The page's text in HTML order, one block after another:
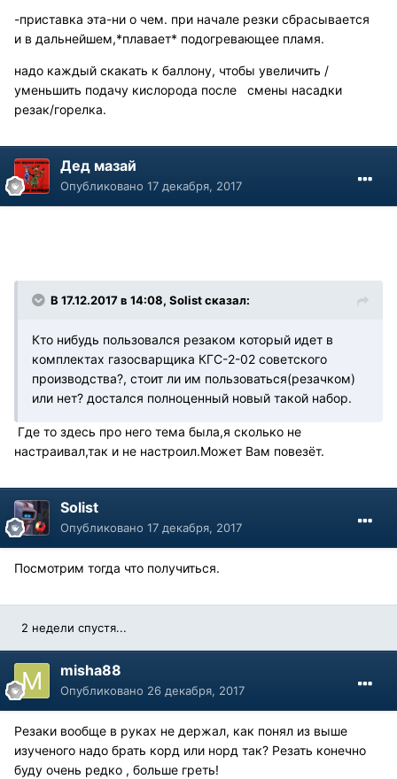
-приставка эта-ни о чем. при начале резки сбрасывается
и в дальнейшем,*плавает* подогревающее пламя.
надо каждый скакать к баллону, чтобы увеличить /
уменьшить подачу кислорода после смены насадки
резак/горелка.
Дед мазай
Опубликовано 17 декабря, 2017
В 17.12.2017 в 14:08, Solist сказал:
Кто нибудь пользовался резаком который идет в
комплектах газосварщика КГС-2-02 советского
производства?, стоит ли им пользоваться(резачком)
или нет? достался полноценный новый такой набор.
Где то здесь про него тема была,я сколько не
настраивал,так и не настроил.Может Вам повезёт.
Solist
Опубликовано 17 декабря, 2017
Посмотрим тогда что получиться.
2 недели спустя...
misha88
Опубликовано 26 декабря, 2017
Резаки вообще в руках не держал, как понял из выше
изученого надо брать корд или норд так? Резать конечно
буду очень редко , больше греть!